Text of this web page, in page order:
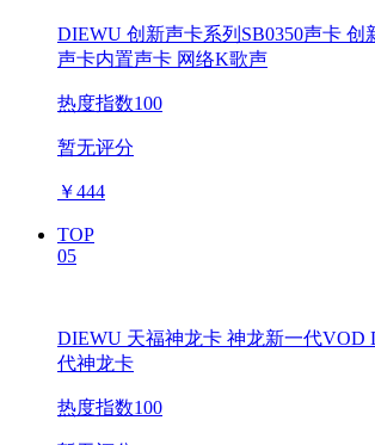
DIEWU 创新声卡系列SB0350声卡 创
声卡内置声卡 网络K歌声
热度指数100
暂无评分
￥444
TOP
05
DIEWU 天福神龙卡 神龙新一代VOD
代神龙卡
热度指数100